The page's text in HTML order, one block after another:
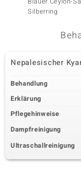
Silberring
Nepalesischer
Behandlung
Erklärung
Pflegehinweise
Dampfreinigung
Ultraschallreinigung